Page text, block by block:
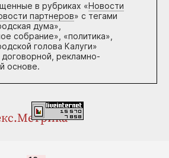
в рубриках «Новости
партнеров» с тегами
дума»,
собрание», «политика»,
голова Калуги»
рекламно-
основе.